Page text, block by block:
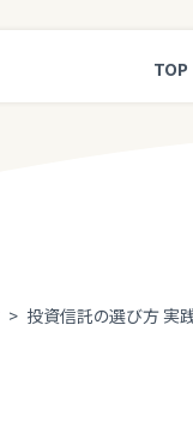
TOP
> 投資信託の選び方 実